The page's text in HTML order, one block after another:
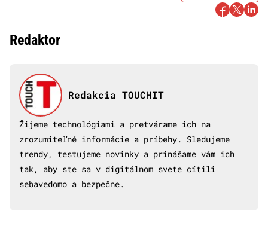
Redaktor
Redakcia TOUCHIT
Žijeme technológiami a pretvárame ich na
zrozumiteľné informácie a príbehy. Sledujeme
trendy, testujeme novinky a prinášame vám ich
tak, aby ste sa v digitálnom svete cítili
sebavedomo a bezpečne.